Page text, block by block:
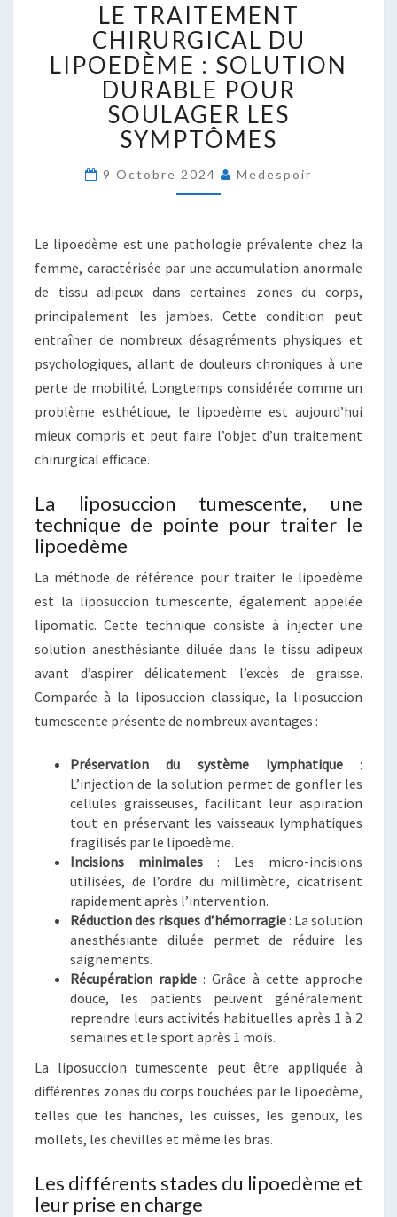
TRAITEMENT
CHIRURGICAL
DU
LIPOEDÈME
:
SOLUTION
DURABLE
POUR
SOULAGER
LES
LE TRAITEMENT
CHIRURGICAL DU
LIPOEDÈME : SOLUTION
DURABLE POUR
SOULAGER LES
SYMPTÔMES
9 Octobre 2024 Medespoir
Le lipoedème est une pathologie prévalente chez la
femme, caractérisée par une accumulation anormale
de tissu adipeux dans certaines zones du corps,
principalement les jambes. Cette condition peut
entraîner de nombreux désagréments physiques et
psychologiques, allant de douleurs chroniques à une
perte de mobilité. Longtemps considérée comme un
problème esthétique, le lipoedème est aujourd’hui
mieux compris et peut faire l’objet d’un traitement
chirurgical efficace.
La liposuccion tumescente, une
technique de pointe pour traiter le
lipoedème
La méthode de référence pour traiter le lipoedème
est la liposuccion tumescente, également appelée
lipomatic. Cette technique consiste à injecter une
solution anesthésiante diluée dans le tissu adipeux
avant d’aspirer délicatement l’excès de graisse.
Comparée à la liposuccion classique, la liposuccion
tumescente présente de nombreux avantages :
Préservation du système lymphatique:
L’injection de la solution permet de gonfler les
cellules graisseuses, facilitant leur aspiration
tout en préservant les vaisseaux lymphatiques
fragilisés par le lipoedème.
Incisions minimales : Les micro-incisions
utilisées, de l’ordre du millimètre, cicatrisent
rapidement après l’intervention.
Réduction des risques d’hémorragie: La solution
anesthésiante diluée permet de réduire les
saignements.
Récupération rapide : Grâce à cette approche
douce, les patients peuvent généralement
reprendre leurs activités habituelles après 1 à 2
semaines et le sport après 1 mois.
La liposuccion tumescente peut être appliquée à
différentes zones du corps touchées par le lipoedème,
telles que les hanches, les cuisses, les genoux, les
mollets, les chevilles et même les bras.
Les différents stades du lipoedème et
leur prise en charge